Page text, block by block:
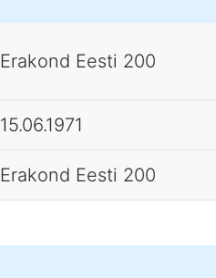
Erakond Eesti 200
15.06.1971
Erakond Eesti 200